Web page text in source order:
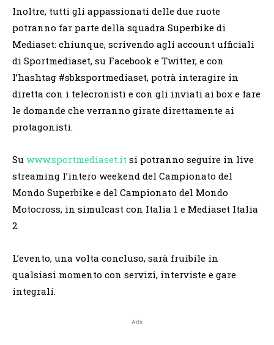
Inoltre, tutti gli appassionati delle due ruote
potranno far parte della squadra Superbike di
Mediaset: chiunque, scrivendo agli account ufficiali
di Sportmediaset, su Facebook e Twitter, e con
l’hashtag #sbksportmediaset, potrà interagire in
diretta con i telecronisti e con gli inviati ai box e fare
le domande che verranno girate direttamente ai
protagonisti.
Su www.sportmediaset.it si potranno seguire in live
streaming l’intero weekend del Campionato del
Mondo Superbike e del Campionato del Mondo
Motocross, in simulcast con Italia 1 e Mediaset Italia
2.
L’evento, una volta concluso, sarà fruibile in
qualsiasi momento con servizi, interviste e gare
integrali.
Ads